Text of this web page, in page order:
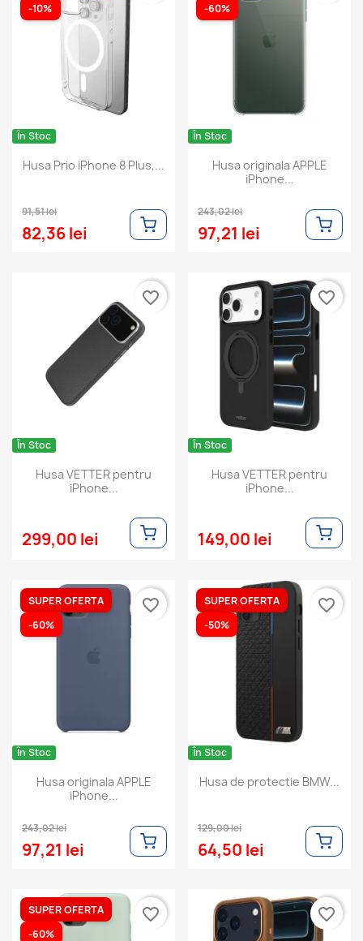
În Stoc
Husa Prio iPhone 8 Plus,...
91,51 lei
82,36 lei
-10%
În Stoc
Husa originala APPLE
iPhone...
243,02 lei
97,21 lei
-60%
În Stoc
Husa VETTER pentru
iPhone...
299,00 lei
favorite_border
În Stoc
Husa VETTER pentru
iPhone...
149,00 lei
favorite_border
În Stoc
Husa originala APPLE
iPhone...
243,02 lei
97,21 lei
SUPER OFERTA
-60%
favorite_border
În Stoc
Husa de protectie BMW...
129,00 lei
64,50 lei
SUPER OFERTA
-50%
favorite_border
SUPER OFERTA
-60%
favorite_border favorite_border